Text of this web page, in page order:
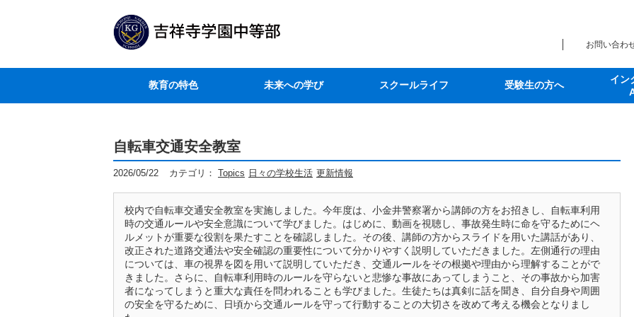
お問い合わ
教育の特色 未来への学び スクールライフ 受験生の方へ
イン
自転車交通安全教室
2026/05/22 カテゴリ： Topics 日々の学校生活 更新情報
校内で自転車交通安全教室を実施しました。今年度は、小金井警察署から講師の方をお招きし、自転車利用
時の交通ルールや安全意識について学びました。はじめに、動画を視聴し、事故発生時に命を守るためにヘ
ルメットが重要な役割を果たすことを確認しました。その後、講師の方からスライドを用いた講話があり、
改正された道路交通法や安全確認の重要性について分かりやすく説明していただきました。左側通行の理由
については、車の視界を図を用いて説明していただき、交通ルールをその根拠や理由から理解することがで
きました。さらに、自転車利用時のルールを守らないと悲惨な事故にあってしまうこと、その事故から加害
者になってしまうと重大な責任を問われることも学びました。生徒たちは真剣に話を聞き、自分自身や周囲
の安全を守るために、日頃から交通ルールを守って行動することの大切さを改めて考える機会となりまし